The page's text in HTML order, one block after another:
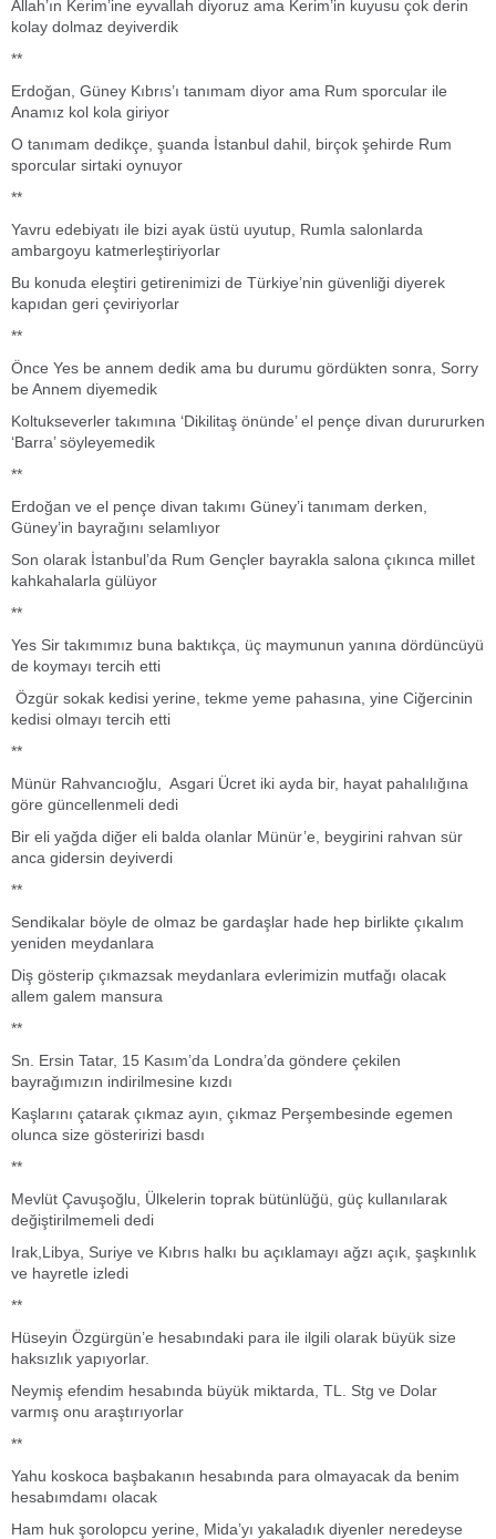
Allah’ın Kerim’ine eyvallah diyoruz ama Kerim’in kuyusu çok derin
kolay dolmaz deyiverdik
**
Erdoğan, Güney Kıbrıs’ı tanımam diyor ama Rum sporcular ile
Anamız kol kola giriyor
O tanımam dedikçe, şuanda İstanbul dahil, birçok şehirde Rum
sporcular sirtaki oynuyor
**
Yavru edebiyatı ile bizi ayak üstü uyutup, Rumla salonlarda
ambargoyu katmerleştiriyorlar
Bu konuda eleştiri getirenimizi de Türkiye’nin güvenliği diyerek
kapıdan geri çeviriyorlar
**
Önce Yes be annem dedik ama bu durumu gördükten sonra, Sorry
be Annem diyemedik
Koltukseverler takımına ‘Dikilitaş önünde’ el pençe divan durururken
‘Barra’ söyleyemedik
**
Erdoğan ve el pençe divan takımı Güney’i tanımam derken,
Güney’in bayrağını selamlıyor
Son olarak İstanbul’da Rum Gençler bayrakla salona çıkınca millet
kahkahalarla gülüyor
**
Yes Sir takımımız buna baktıkça, üç maymunun yanına dördüncüyü
de koymayı tercih etti
Özgür sokak kedisi yerine, tekme yeme pahasına, yine Ciğercinin
kedisi olmayı tercih etti
**
Münür Rahvancıoğlu, Asgari Ücret iki ayda bir, hayat pahalılığına
göre güncellenmeli dedi
Bir eli yağda diğer eli balda olanlar Münür’e, beygirini rahvan sür
anca gidersin deyiverdi
**
Sendikalar böyle de olmaz be gardaşlar hade hep birlikte çıkalım
yeniden meydanlara
Diş gösterip çıkmazsak meydanlara evlerimizin mutfağı olacak
allem galem mansura
**
Sn. Ersin Tatar, 15 Kasım’da Londra’da göndere çekilen
bayrağımızın indirilmesine kızdı
Kaşlarını çatarak çıkmaz ayın, çıkmaz Perşembesinde egemen
olunca size gösteririzi basdı
**
Mevlüt Çavuşoğlu, Ülkelerin toprak bütünlüğü, güç kullanılarak
değiştirilmemeli dedi
Irak,Libya, Suriye ve Kıbrıs halkı bu açıklamayı ağzı açık, şaşkınlık
ve hayretle izledi
**
Hüseyin Özgürgün’e hesabındaki para ile ilgili olarak büyük size
haksızlık yapıyorlar.
Neymiş efendim hesabında büyük miktarda, TL. Stg ve Dolar
varmış onu araştırıyorlar
**
Yahu koskoca başbakanın hesabında para olmayacak da benim
hesabımdamı olacak
Ham huk şorolopcu yerine, Mida’yı yakaladık diyenler neredeyse